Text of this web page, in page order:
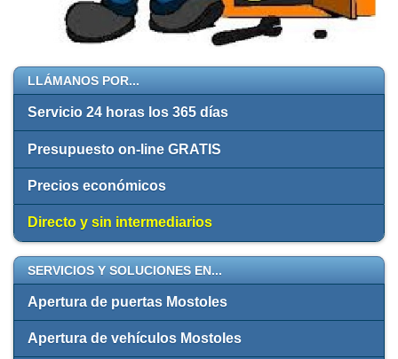
LLÁMANOS POR...
Servicio 24 horas los 365 días
Presupuesto on-line GRATIS
Precios económicos
Directo y sin intermediarios
SERVICIOS Y SOLUCIONES EN...
Apertura de puertas Mostoles
Apertura de vehículos Mostoles